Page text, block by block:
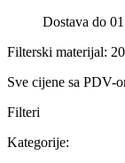
Dostava do
Filterski materijal:
Sve cijene sa PDV-
Filteri
Kategorije: